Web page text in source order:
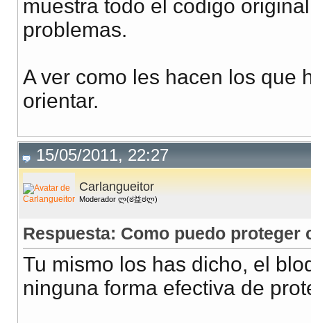
muestra todo el codigo
problemas.
A ver como les hacen los que
orientar.
15/05/2011, 22:27
Carlangueitor
Moderador ლ(ಠ益ಠლ)
Respuesta: Como puedo
Tu mismo los has dicho, el
ninguna forma efectiva de